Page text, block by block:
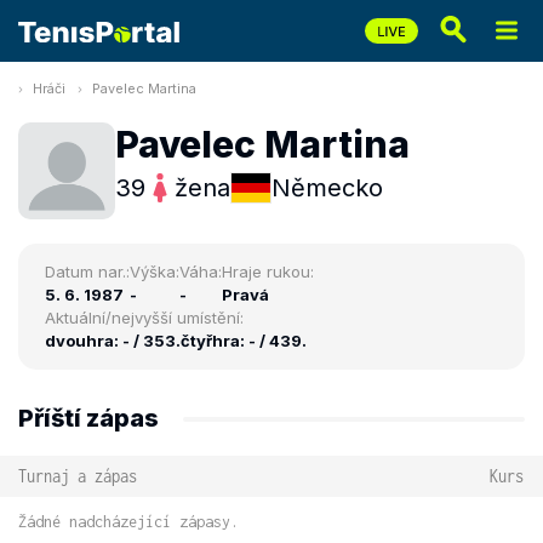
Hráči Pavelec Martina
Pavelec Martina
39 žena Německo
Datum nar.:
5. 6. 1987
Výška:
-
Váha:
-
Hraje rukou:
Pravá
Aktuální/nejvyšší umístění:
dvouhra: - / 353.čtyřhra: - / 439.
Příští zápas
Turnaj a zápas Kurs
Žádné nadcházející zápasy.